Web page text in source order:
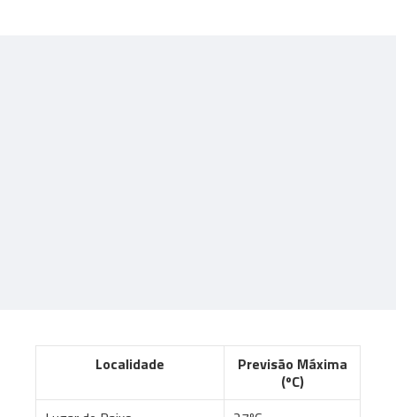
Localidade
Previsão Máxima
(ºC)